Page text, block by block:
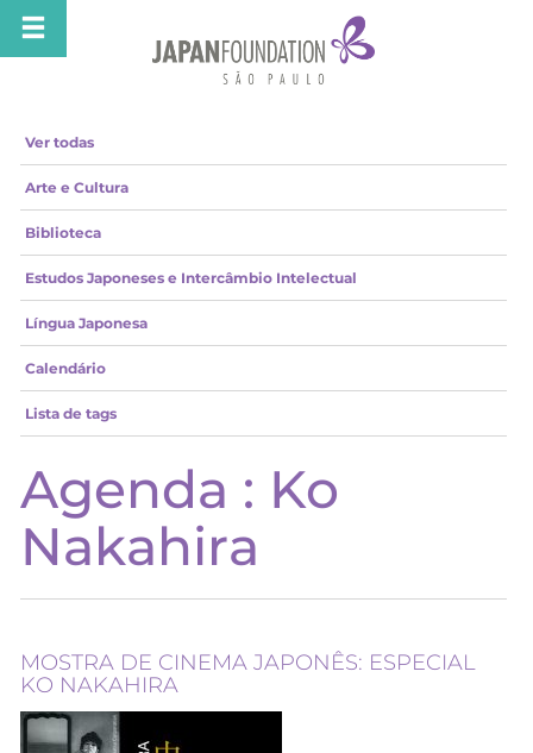
Ver todas
Arte e Cultura
Biblioteca
Estudos Japoneses e Intercâmbio Intelectual
Língua Japonesa
Calendário
Lista de tags
Agenda : Ko
Nakahira
MOSTRA DE CINEMA JAPONÊS: ESPECIAL
KO NAKAHIRA